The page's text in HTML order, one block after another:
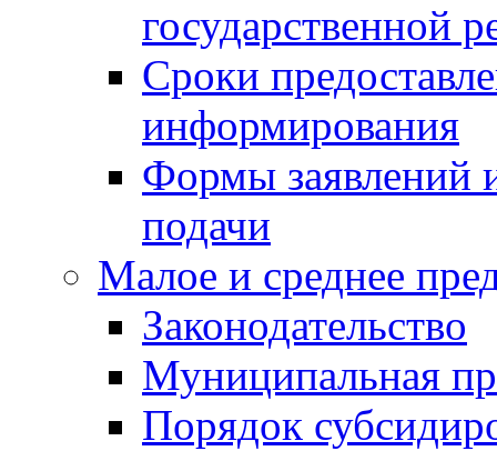
государственной
Сроки
информирования
Формы заявлений
подачи
Малое и среднее
Законодательство
Муниципальная
Порядок